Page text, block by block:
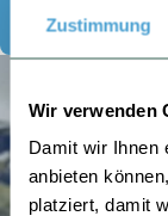
Zustimmung
Wir verwenden
Damit wir Ihnen
anbieten
platziert, damit
Termin